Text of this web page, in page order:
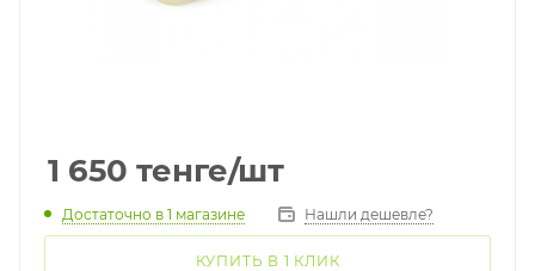
1 650 тенге/шт
Достаточно в 1 магазине Нашли дешевле?
КУПИТЬ В 1 КЛИК